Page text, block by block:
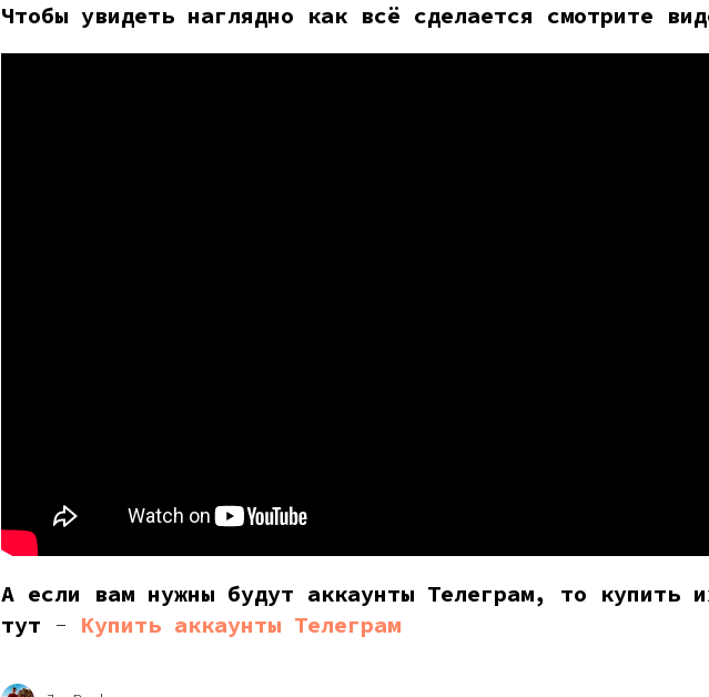
Чтобы увидеть наглядно как всё сделается смотрите
А если вам нужны будут аккаунты Телеграм, то купить
тут - Купить аккаунты Телеграм